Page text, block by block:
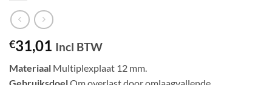
€31,01 Incl BTW
Materiaal Multiplexplaat 12 mm.